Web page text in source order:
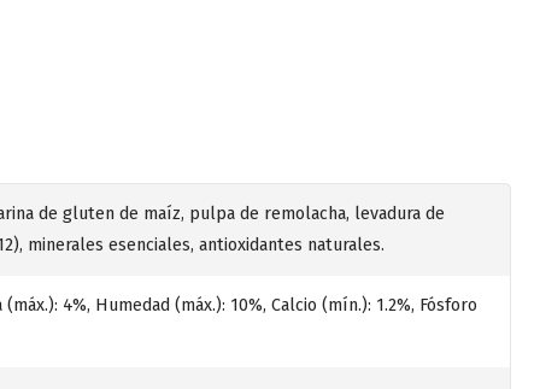
de gluten de maíz, pulpa de remolacha, levadura de
minerales esenciales, antioxidantes naturales.
4%, Humedad (máx.): 10%, Calcio (mín.): 1.2%, Fósforo